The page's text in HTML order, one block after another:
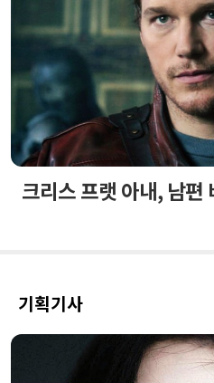
크리스 프랫 아내, 남편
기획기사